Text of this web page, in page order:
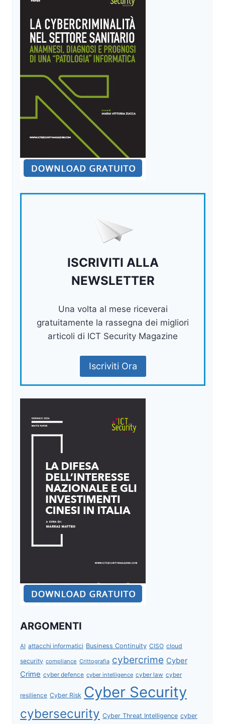
ISCRIVITI ALLA
NEWSLETTER
Una volta al mese riceverai
gratuitamente la rassegna dei migliori
articoli di ICT Security Magazine
Iscriviti Ora
ARGOMENTI
AI attacchi informatici Business Continuity CISO cloud
security compliance Crittografia cybercrime Cyber
Crime cyber defence cyber intelligence cyber law cyber
resilience Cyber Risk Cyber Security
cybersecurity Cyber Threat Intelligence cyber